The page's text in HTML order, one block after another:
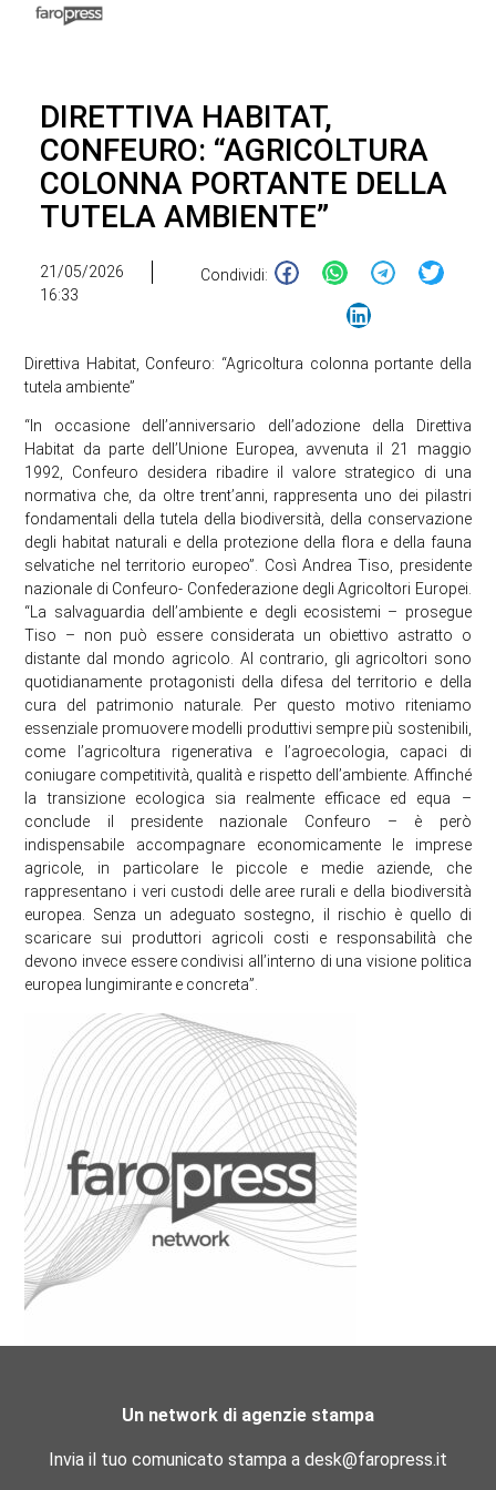
DIRETTIVA HABITAT,
CONFEURO: “AGRICOLTURA
COLONNA PORTANTE DELLA
TUTELA AMBIENTE”
21/05/2026
16:33
Condividi:
Direttiva Habitat, Confeuro: “Agricoltura colonna portante della
tutela ambiente”
“In occasione dell’anniversario dell’adozione della Direttiva
Habitat da parte dell’Unione Europea, avvenuta il 21 maggio
1992, Confeuro desidera ribadire il valore strategico di una
normativa che, da oltre trent’anni, rappresenta uno dei pilastri
fondamentali della tutela della biodiversità, della conservazione
degli habitat naturali e della protezione della flora e della fauna
selvatiche nel territorio europeo”. Così Andrea Tiso, presidente
nazionale di Confeuro- Confederazione degli Agricoltori Europei.
“La salvaguardia dell’ambiente e degli ecosistemi – prosegue
Tiso – non può essere considerata un obiettivo astratto o
distante dal mondo agricolo. Al contrario, gli agricoltori sono
quotidianamente protagonisti della difesa del territorio e della
cura del patrimonio naturale. Per questo motivo riteniamo
essenziale promuovere modelli produttivi sempre più sostenibili,
come l’agricoltura rigenerativa e l’agroecologia, capaci di
coniugare competitività, qualità e rispetto dell’ambiente. Affinché
la transizione ecologica sia realmente efficace ed equa –
conclude il presidente nazionale Confeuro – è però
indispensabile accompagnare economicamente le imprese
agricole, in particolare le piccole e medie aziende, che
rappresentano i veri custodi delle aree rurali e della biodiversità
europea. Senza un adeguato sostegno, il rischio è quello di
scaricare sui produttori agricoli costi e responsabilità che
devono invece essere condivisi all’interno di una visione politica
europea lungimirante e concreta”.
Un network di agenzie stampa
Invia il tuo comunicato stampa a desk@faropress.it